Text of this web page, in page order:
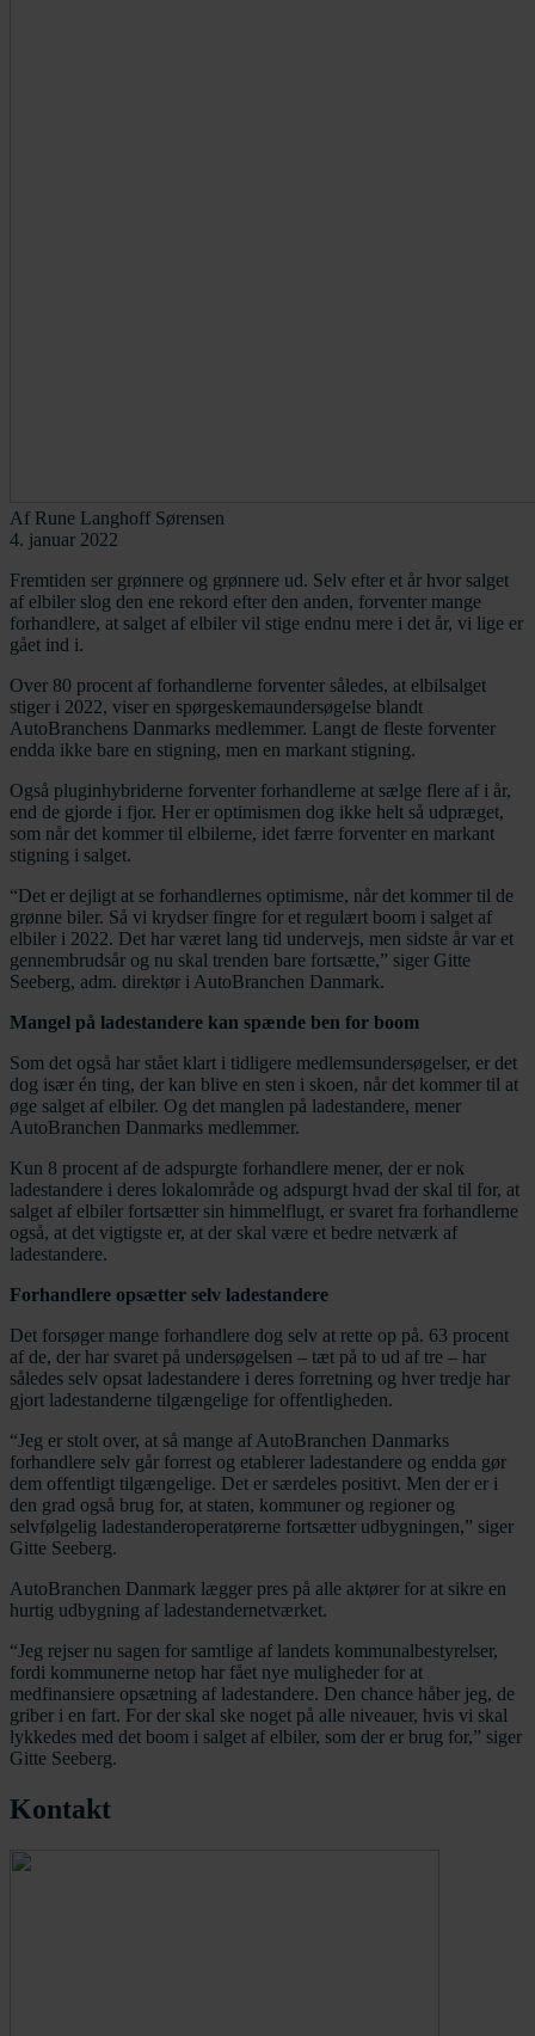
Af Rune Langhoff Sørensen
4. januar 2022
Fremtiden ser grønnere og grønnere ud. Selv efter et år hvor salget
af elbiler slog den ene rekord efter den anden, forventer mange
forhandlere, at salget af elbiler vil stige endnu mere i det år, vi lige er
gået ind i.
Over 80 procent af forhandlerne forventer således, at elbilsalget
stiger i 2022, viser en spørgeskemaundersøgelse blandt
AutoBranchens Danmarks medlemmer. Langt de fleste forventer
endda ikke bare en stigning, men en markant stigning.
Også pluginhybriderne forventer forhandlerne at sælge flere af i år,
end de gjorde i fjor. Her er optimismen dog ikke helt så udpræget,
som når det kommer til elbilerne, idet færre forventer en markant
stigning i salget.
“Det er dejligt at se forhandlernes optimisme, når det kommer til de
grønne biler. Så vi krydser fingre for et regulært boom i salget af
elbiler i 2022. Det har været lang tid undervejs, men sidste år var et
gennembrudsår og nu skal trenden bare fortsætte,” siger Gitte
Seeberg, adm. direktør i AutoBranchen Danmark.
Mangel på ladestandere kan spænde ben for boom
Som det også har stået klart i tidligere medlemsundersøgelser, er det
dog især én ting, der kan blive en sten i skoen, når det kommer til at
øge salget af elbiler. Og det manglen på ladestandere, mener
AutoBranchen Danmarks medlemmer.
Kun 8 procent af de adspurgte forhandlere mener, der er nok
ladestandere i deres lokalområde og adspurgt hvad der skal til for, at
salget af elbiler fortsætter sin himmelflugt, er svaret fra forhandlerne
også, at det vigtigste er, at der skal være et bedre netværk af
ladestandere.
Forhandlere opsætter selv ladestandere
Det forsøger mange forhandlere dog selv at rette op på. 63 procent
af de, der har svaret på undersøgelsen – tæt på to ud af tre – har
således selv opsat ladestandere i deres forretning og hver tredje har
gjort ladestanderne tilgængelige for offentligheden.
“Jeg er stolt over, at så mange af AutoBranchen Danmarks
forhandlere selv går forrest og etablerer ladestandere og endda gør
dem offentligt tilgængelige. Det er særdeles positivt. Men der er i
den grad også brug for, at staten, kommuner og regioner og
selvfølgelig ladestanderoperatørerne fortsætter udbygningen,” siger
Gitte Seeberg.
AutoBranchen Danmark lægger pres på alle aktører for at sikre en
hurtig udbygning af ladestandernetværket.
“Jeg rejser nu sagen for samtlige af landets kommunalbestyrelser,
fordi kommunerne netop har fået nye muligheder for at
medfinansiere opsætning af ladestandere. Den chance håber jeg, de
griber i en fart. For der skal ske noget på alle niveauer, hvis vi skal
lykkedes med det boom i salget af elbiler, som der er brug for,” siger
Gitte Seeberg.
Kontakt